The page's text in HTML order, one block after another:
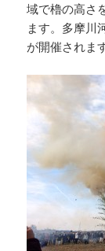
域で櫓の高さ
ます。多摩川
が開催されま